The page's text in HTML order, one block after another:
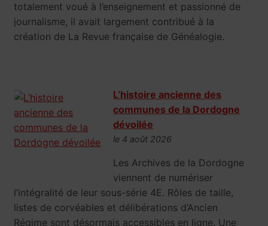
totalement voué à l’enseignement et passionné de
journalisme, il avait largement contribué à la
création de La Revue française de Généalogie.
L’histoire ancienne des
communes de la Dordogne
dévoilée
le 4 août 2026
Les Archives de la Dordogne
viennent de numériser
l’intégralité de leur sous-série 4E. Rôles de taille,
listes de corvéables et délibérations d’Ancien
Régime sont désormais accessibles en ligne. Une